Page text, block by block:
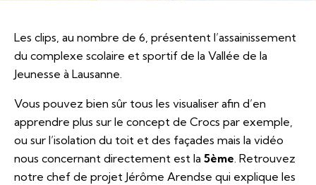
Les clips, au nombre de 6, présentent l’assainissement
du complexe scolaire et sportif de la Vallée de la
Jeunesse à Lausanne.
Vous pouvez bien sûr tous les visualiser afin d’en
apprendre plus sur le concept de Crocs par exemple,
ou sur l’isolation du toit et des façades mais la vidéo
nous concernant directement est la 5ème. Retrouvez
notre chef de projet Jérôme Arendse qui explique les